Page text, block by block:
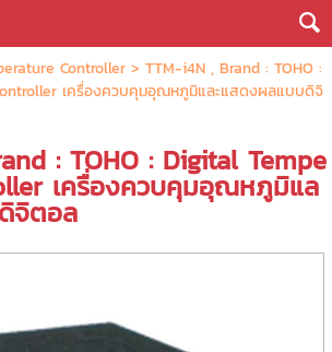
Controller> TTM-i4N , Brand : TOHO :
เครื่องควบคุมอุณหภูมิและแสดงผลแบบดิจิ
: TOHO : Digital Tempe
เครื่องควบคุมอุณหภูมิแล
จิตอล